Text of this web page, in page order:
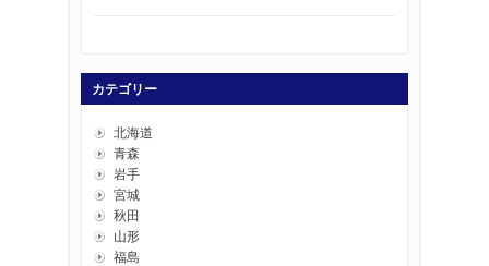
カテゴリー
北海道
青森
岩手
宮城
秋田
山形
福島